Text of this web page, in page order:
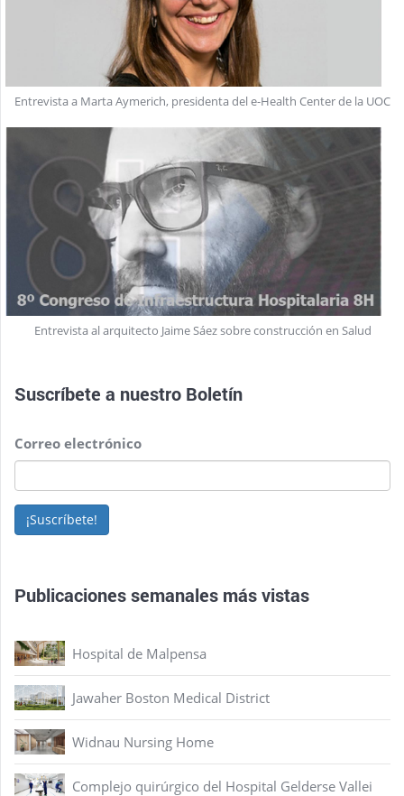
Entrevista a Marta Aymerich, presidenta del e-Health Center de la UOC
Entrevista al arquitecto Jaime Sáez sobre construcción en Salud
Suscríbete a nuestro Boletín
Correo electrónico
¡Suscríbete!
Publicaciones semanales más vistas
Hospital de Malpensa
Jawaher Boston Medical District
Widnau Nursing Home
Complejo quirúrgico del Hospital Gelderse Vallei